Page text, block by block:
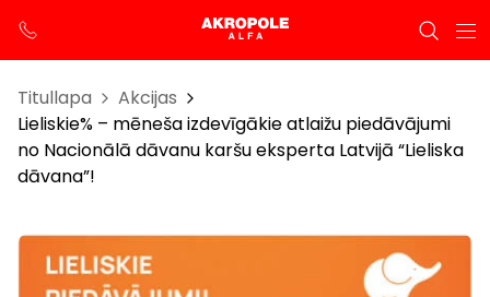
Titullapa
Akcijas
Lieliskie% – mēneša izdevīgākie atlaižu piedāvājumi
no Nacionālā dāvanu karšu eksperta Latvijā “Lieliska
dāvana”!